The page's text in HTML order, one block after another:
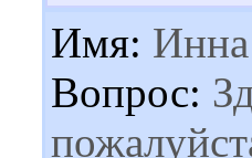
Имя: Инна
Вопрос: